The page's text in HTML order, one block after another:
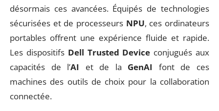
désormais ces avancées. Équipés de technologies
sécurisées et de processeurs NPU, ces ordinateurs
portables offrent une expérience fluide et rapide.
Les dispositifs Dell Trusted Device conjugués aux
capacités de l’AI et de la GenAI
font de ces
machines des outils de choix pour la collaboration
connectée.